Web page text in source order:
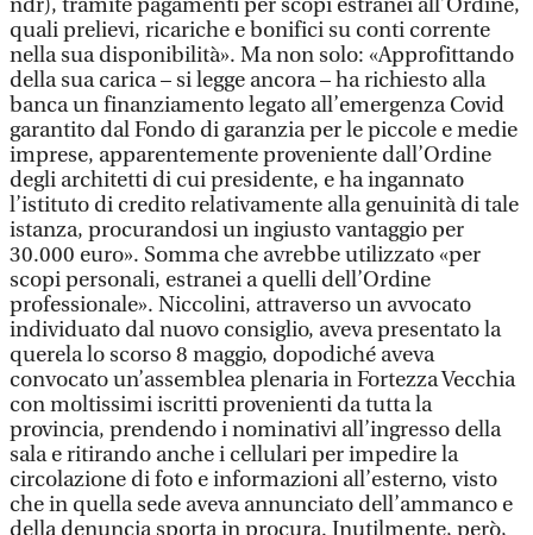
ndr), tramite pagamenti per scopi estranei all’Ordine,
quali prelievi, ricariche e bonifici su conti corrente
nella sua disponibilità». Ma non solo: «Approfittando
della sua carica – si legge ancora – ha richiesto alla
banca un finanziamento legato all’emergenza Covid
garantito dal Fondo di garanzia per le piccole e medie
imprese, apparentemente proveniente dall’Ordine
degli architetti di cui presidente, e ha ingannato
l’istituto di credito relativamente alla genuinità di tale
istanza, procurandosi un ingiusto vantaggio per
30.000 euro». Somma che avrebbe utilizzato «per
scopi personali, estranei a quelli dell’Ordine
professionale». Niccolini, attraverso un avvocato
individuato dal nuovo consiglio, aveva presentato la
querela lo scorso 8 maggio, dopodiché aveva
convocato un’assemblea plenaria in Fortezza Vecchia
con moltissimi iscritti provenienti da tutta la
provincia, prendendo i nominativi all’ingresso della
sala e ritirando anche i cellulari per impedire la
circolazione di foto e informazioni all’esterno, visto
che in quella sede aveva annunciato dell’ammanco e
della denuncia sporta in procura. Inutilmente, però,